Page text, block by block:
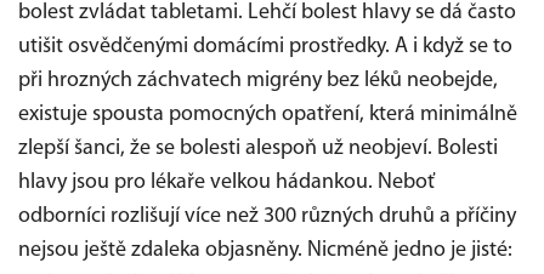
bolest zvládat tabletami. Lehčí bolest hlavy se dá často
utišit osvědčenými domácími prostředky. A i když se to
při hrozných záchvatech migrény bez léků neobejde,
existuje spousta pomocných opatření, která minimálně
zlepší šanci, že se bolesti alespoň už neobjeví. Bolesti
hlavy jsou pro lékaře velkou hádankou. Neboť
odborníci rozlišují více než 300 různých druhů a příčiny
nejsou ještě zdaleka objasněny. Nicméně jedno je jisté: